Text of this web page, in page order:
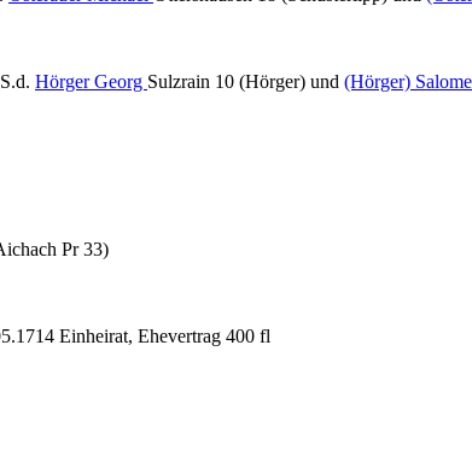
Hörger Georg Sulzrain 10 (Hörger) und (Hörger) Salome
Pr 33)
Einheirat, Ehevertrag 400 fl